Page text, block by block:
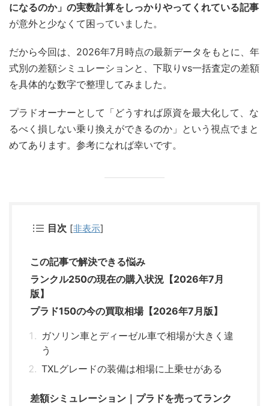
になるのか」の実数計算をしっかりやってくれている記事
が意外と少なくて困っていました。
だから今回は、2026年7月時点の最新データをもとに、年
式別の差額シミュレーションと、下取りvs一括査定の差額
を具体的な数字で整理してみました。
プラドオーナーとして「どうすれば原資を最大化して、な
るべく損しない乗り換えができるのか」という視点でまと
めてあります。参考になれば幸いです。
目次 [非表示]
この記事で解決できる悩み
ランクル250の現在の購入状況【2026年7月
版】
プラド150の今の買取相場【2026年7月版】
ガソリン車とディーゼル車で相場が大きく違
う
TXLグレードの装備は相場に上乗せがある
差額シミュレーション｜プラドを売ってランク